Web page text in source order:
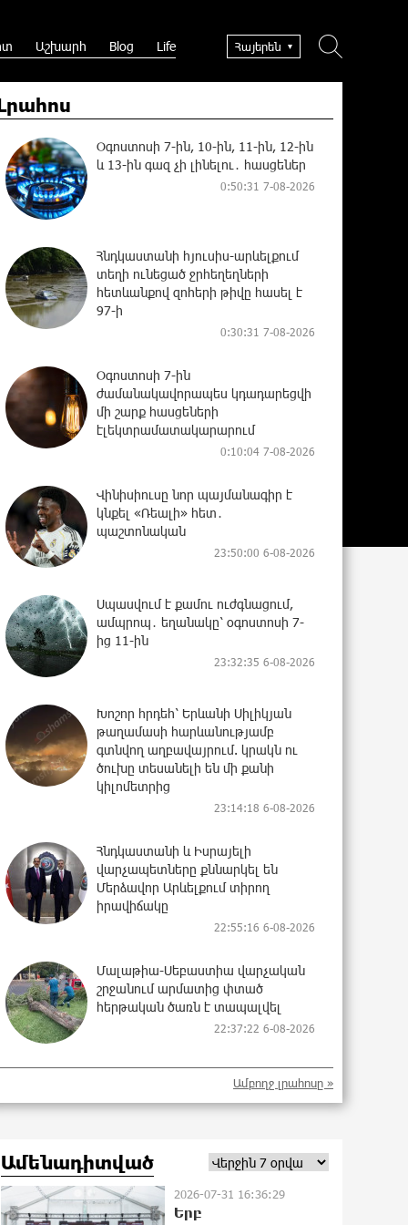
Աշխարհ Blog Life Հայերեն
Օգոստոսի 7-ին, 10-ին, 11-ին, 12-ին
և 13-ին գազ չի լինելու․ հասցեներ
0:50:31 7-08-2026
Հնդկաստանի հյուսիս-արևելքում
տեղի ունեցած ջրհեղեղների
հետևանքով զոհերի թիվը հասել է
97-ի
0:30:31 7-08-2026
Օգոստոսի 7-ին
ժամանակավորապես կդադարեցվի
մի շարք հասցեների
էլեկտրամատակարարում
0:10:04 7-08-2026
Վինիսիուսը նոր պայմանագիր է
կնքել «Ռեալի» հետ․
պաշտոնական
23:50:00 6-08-2026
Սպասվում է քամու ուժգնացում,
ամպրոպ․ եղանակը՝ օգոստոսի 7-
ից 11-ին
23:32:35 6-08-2026
Խոշոր հրդեհ՝ Երևանի Սիլիկյան
թաղամասի հարևանությամբ
գտնվող աղբավայրում. կրակն ու
ծուխը տեսանելի են մի քանի
կիլոմետրից
23:14:18 6-08-2026
Հնդկաստանի և Իսրայելի
վարչապետները քննարկել են
Մերձավոր Արևելքում տիրող
իրավիճակը
22:55:16 6-08-2026
Մալաթիա-Սեբաստիա վարչական
շրջանում արմատից փտած
հերթական ծառն է տապալվել
22:37:22 6-08-2026
Իրանը և Օմանը պլանավորում են
8-ամյա Մոնթե Մուրադյանն ու
Սյունե Քոսակյանը հաղթահարել
Ամբողջ լրահոսը »
Ամենադիտված
2026-07-31 16:36:29
Երբ